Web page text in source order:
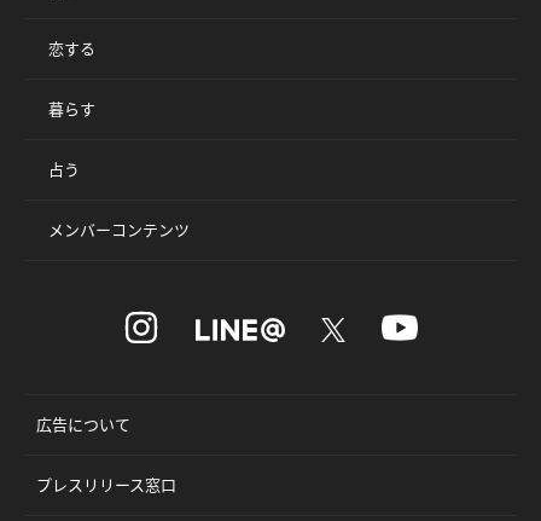
恋する
暮らす
占う
メンバーコンテンツ
広告について
プレスリリース窓口